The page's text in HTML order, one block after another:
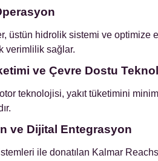
üstün hidrolik sistemi ve optimize
verimlilik sağlar.
ve Çevre Dostu
teknolojisi, yakıt tüketimini
ve Dijital Entegrasyon
ile donatılan Kalmar